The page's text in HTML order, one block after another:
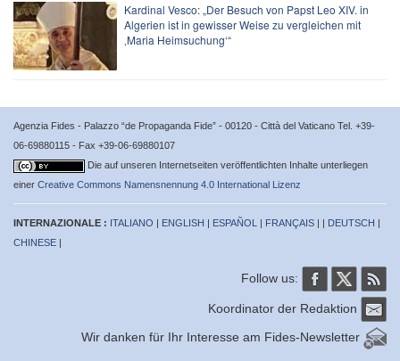
Kardinal Vesco: „Der Besuch von Papst Leo XIV. in
Algerien ist in gewisser Weise zu vergleichen mit
‚Maria Heimsuchung‘“
Agenzia Fides - Palazzo “de Propaganda Fide” - 00120 - Città del Vaticano Tel. +39-
06-69880115 - Fax +39-06-69880107
Die auf unseren Internetseiten veröffentlichten Inhalte unterliegen
einer Creative Commons Namensnennung 4.0 International Lizenz
INTERNAZIONALE : ITALIANO | ENGLISH | ESPAÑOL | FRANÇAIS | | DEUTSCH |
CHINESE |
Follow us:
Koordinator der Redaktion
Wir danken für Ihr Interesse am Fides-Newsletter